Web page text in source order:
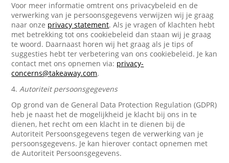
Voor meer informatie omtrent ons privacybeleid en de
verwerking van je persoonsgegevens verwijzen wij je graag
naar onze privacy statement. Als je vragen of klachten hebt
met betrekking tot ons cookiebeleid dan staan wij je graag
te woord. Daarnaast horen wij het graag als je tips of
suggesties hebt ter verbetering van ons cookiebeleid. Je kan
contact met ons opnemen via: privacy-
concerns@takeaway.com.
4.Autoriteit persoonsgegevens
Op grond van de General Data Protection Regulation (GDPR)
heb je naast het de mogelijkheid je klacht bij ons in te
dienen, het recht om een klacht in te dienen bij de
Autoriteit Persoonsgegevens tegen de verwerking van je
persoonsgegevens. Je kan hierover contact opnemen met
de Autoriteit Persoonsgegevens.